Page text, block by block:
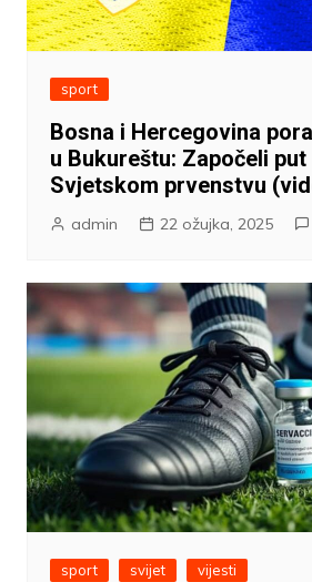
sport
Bosna i Hercegovina
u Bukureštu: Započeli put
Svjetskom prvenstvu
admin 22 ožujka, 2025
sport svijet vijesti